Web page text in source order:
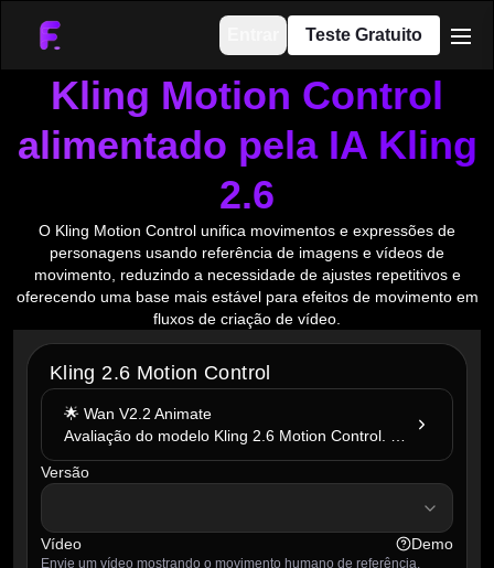
Teste Gratuito
Kling Motion Control
alimentado pela IA Kling
2.6
O Kling Motion Control unifica movimentos e expressões de
personagens usando referência de imagens e vídeos de
movimento, reduzindo a necessidade de ajustes repetitivos e
oferecendo uma base mais estável para efeitos de movimento em
fluxos de criação de vídeo.
Kling 2.6 Motion Control
🌟 Wan V2.2 Animate
Versão
version
Vídeo Demo
Envie um vídeo mostrando o movimento humano de referência.